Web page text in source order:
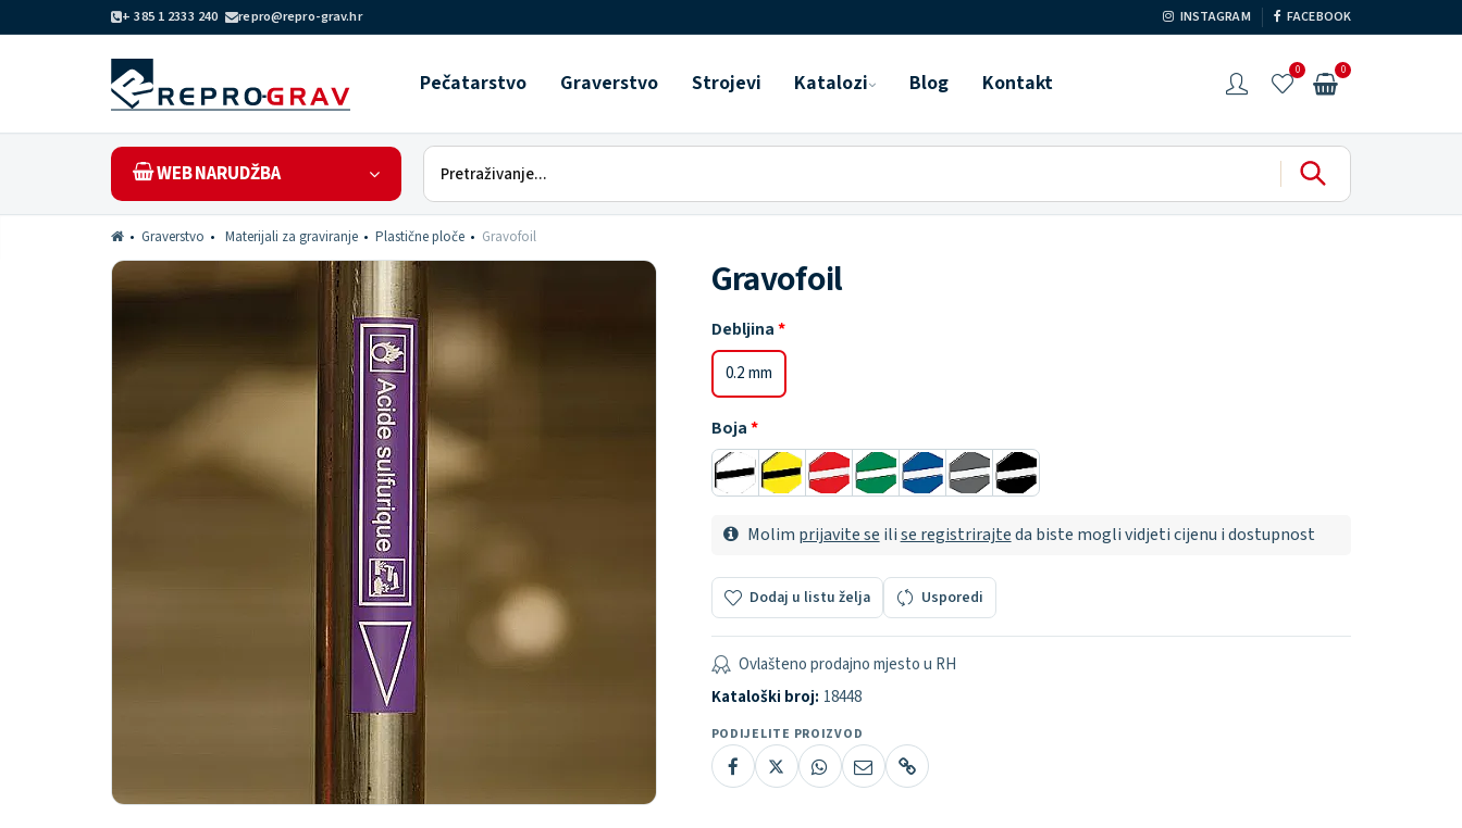
+ 385 1 2333 240 repro@repro-grav.hr INSTAGRAM FACEBOOK
Pečatarstvo Graverstvo Strojevi Katalozi Blog Kontakt 0 0
WEB NARUDŽBA
Graverstvo Materijali za graviranje Plastične ploče Gravofoil
Gravofoil
Debljina
0.2 mm
Boja
Molim prijavite se ilise registrirajteda biste mogli vidjeti cijenu i dostupnost
Dodaj u listu želja Usporedi
Ovlašteno prodajno mjesto u RH
Kataloški broj: 18448
PODIJELITE PROIZVOD